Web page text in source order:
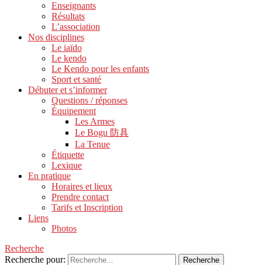
Enseignants
Résultats
L’association
Nos disciplines
Le iaïdo
Le kendo
Le Kendo pour les enfants
Sport et santé
Débuter et s’informer
Questions / réponses
Équipement
Les Armes
Le Bogu 防具
La Tenue
Étiquette
Lexique
En pratique
Horaires et lieux
Prendre contact
Tarifs et Inscription
Liens
Photos
Recherche
Recherche pour: